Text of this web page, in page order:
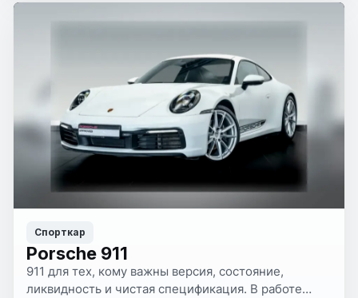
Спорткар
Porsche 911
911 для тех, кому важны версия, состояние,
ликвидность и чистая спецификация. В работе